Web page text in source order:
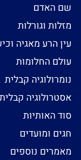
שם האדם
מזלות וגורלות
עין הרע מאגיה
עולם החלומות
נומרולוגיה קבלית
אסטרולוגיה קבלית
סוד האותיות
חגים ומועדים
מאמרים נוספים